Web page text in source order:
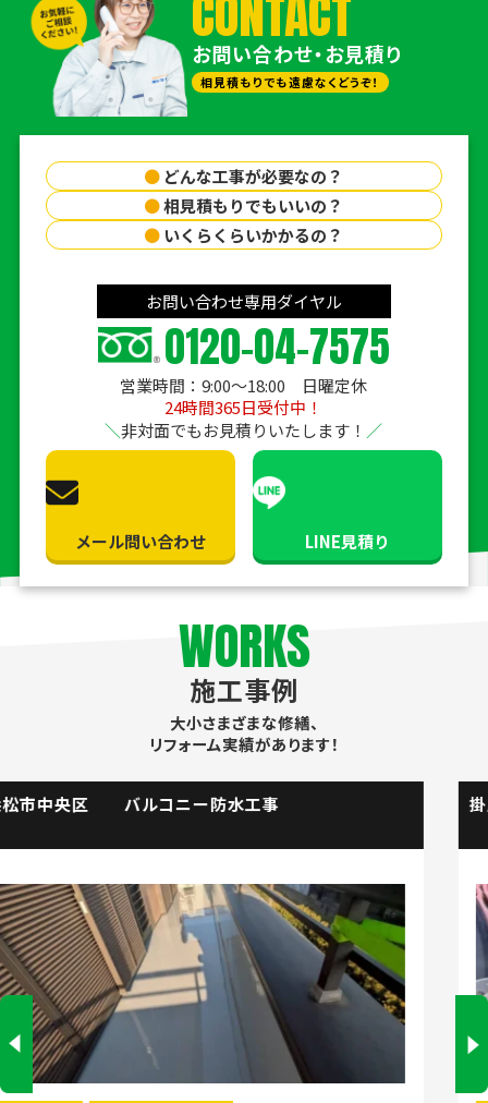
お問い合わせ・お見積り
相見積もりでも遠慮なくどうぞ！
● どんな工事が必要なの？
●相見積もりでもいいの？
● いくらくらいかかるの？
お問い合わせ専用ダイヤル
0120-04-7575
営業時間：9:00〜18:00 日曜定休
24時間365日受付中！
非対面でもお見積りいたします！
メール問い合わせ LINE見積り
WORKS
施工事例
大小さまざまな修繕、
リフォーム実績があります！
掛川市 流し台水栓取替工事